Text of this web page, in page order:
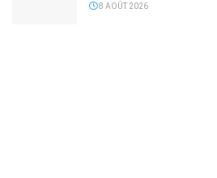
8 AOÛT 2026